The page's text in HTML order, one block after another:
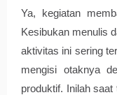
Ya, kegiatan
Kesibukan menulis
aktivitas ini sering
mengisi otaknya
produktif. Inilah